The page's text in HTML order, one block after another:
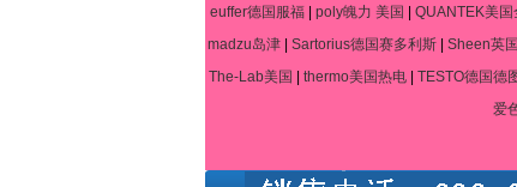
euffer德国服福
poly魄力 美国 QUANTEK美国
madzu岛津| Sartorius德国赛多利斯| Sheen英
The-Lab美国
thermo美国热电 TESTO德国德
爱